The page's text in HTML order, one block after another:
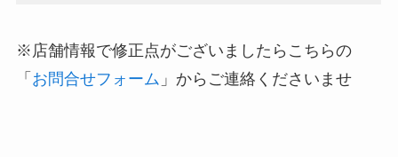
※店舗情報で修正点がございましたらこちらの
「 お問合せフォーム 」からご連絡くださいませ